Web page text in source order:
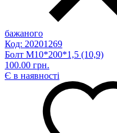
бажаного
Код: 20201269
Болт М10*200*1,5 (10,9)
100.00 грн.
Є в наявності